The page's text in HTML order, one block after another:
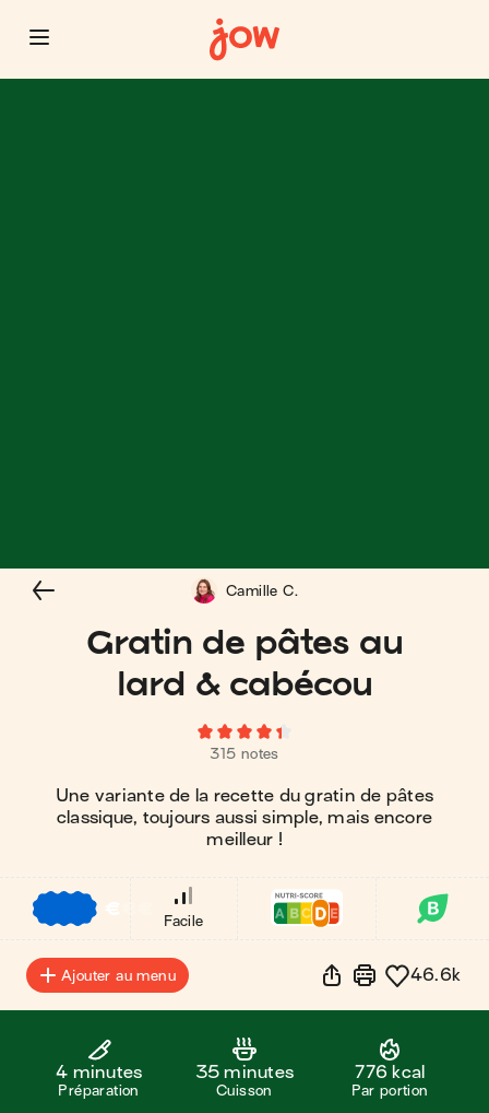
Gratin de pâtes au
lard & cabécou
315 notes
Une variante de la recette du gratin de pâtes
classique, toujours aussi simple, mais encore
meilleur !
Camille C.
€
Facile
Ajouter au menu 46.6k
4 minutes
Préparation
35 minutes
Cuisson
776 kcal
Par portion